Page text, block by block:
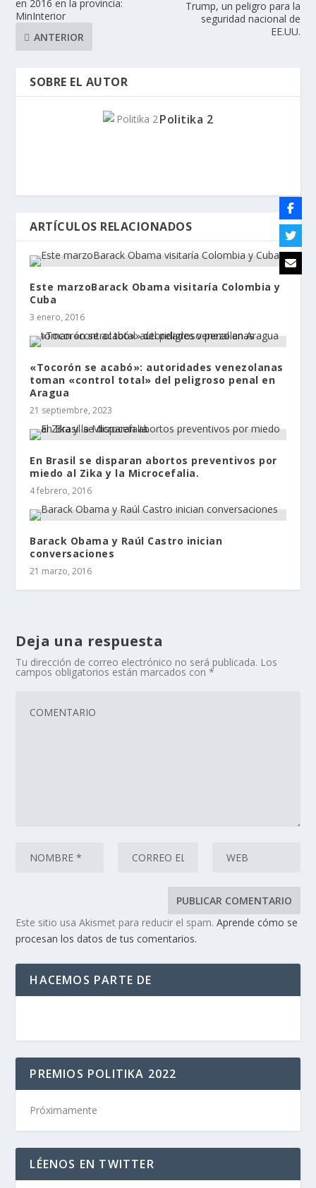
en 2016 en la provincia:
MinInterior
ANTERIOR
Trump, un peligro para la
seguridad nacional de
EE.UU.
SOBRE EL AUTOR
Politika 2
ARTÍCULOS RELACIONADOS
Este marzoBarack Obama visitaría Colombia y
Cuba
3 enero, 2016
«Tocorón se acabó»: autoridades venezolanas
toman «control total» del peligroso penal en
Aragua
21 septiembre, 2023
En Brasil se disparan abortos preventivos por
miedo al Zika y la Microcefalia.
4 febrero, 2016
Barack Obama y Raúl Castro inician
conversaciones
21 marzo, 2016
Deja una respuesta
Tu dirección de correo electrónico no será publicada. Los
campos obligatorios están marcados con*
Este sitio usa Akismet para reducir el spam.Aprende cómo se
procesan los datos de tus comentarios.
HACEMOS PARTE DE
PREMIOS POLITIKA 2022
Próximamente
LÉENOS EN TWITTER